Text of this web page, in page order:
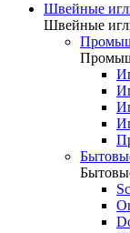
Швейные
Швейные